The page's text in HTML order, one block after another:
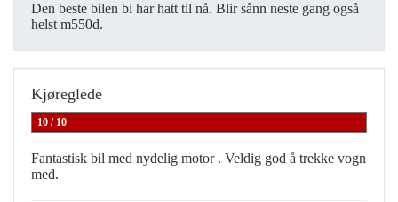
Den beste bilen bi har hatt til nå. Blir sånn neste gang også
helst m550d.
Kjøreglede
10 / 10
Fantastisk bil med nydelig motor . Veldig god å trekke vogn
med.